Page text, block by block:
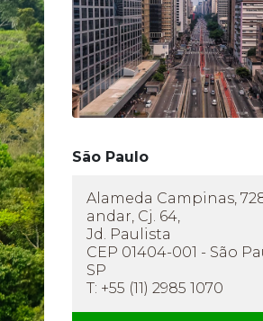
São Paulo
Alameda Campinas,
andar, Cj. 64,
Jd. Paulista
CEP 01404-001 - São
SP
T: +55 (11) 2985 1070